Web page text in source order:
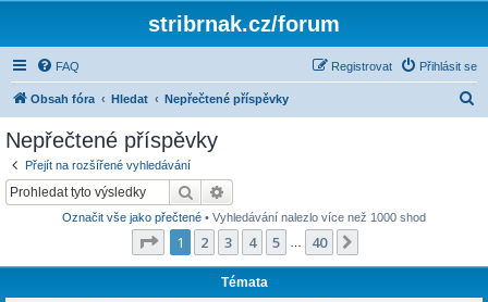
stribrnak.cz/forum
FAQ Přihlásit se
Registrovat
Obsah fóra Hledat Nepřečtené příspěvky
Nepřečtené příspěvky
Přejít na rozšířené vyhledávání
Hledat
Označit vše jako přečtené • Vyhledávání nalezlo více než 1000 shod
Stránka z 40
1 2 3 4 5 40
Témata